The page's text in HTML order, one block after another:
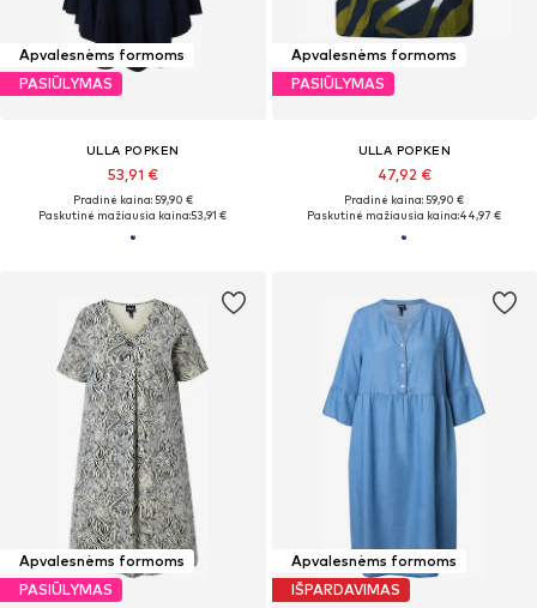
Apvalesnėms formoms
PASIŪLYMAS
ULLA POPKEN
53,91 €
Pradinė kaina: 59,90 €
Paskutinė mažiausia kaina:53,91 €
Apvalesnėms formoms
PASIŪLYMAS
ULLA POPKEN
47,92 €
Pradinė kaina: 59,90 €
Paskutinė mažiausia kaina:44,97 €
Apvalesnėms formoms
PASIŪLYMAS
Apvalesnėms formoms
IŠPARDAVIMAS